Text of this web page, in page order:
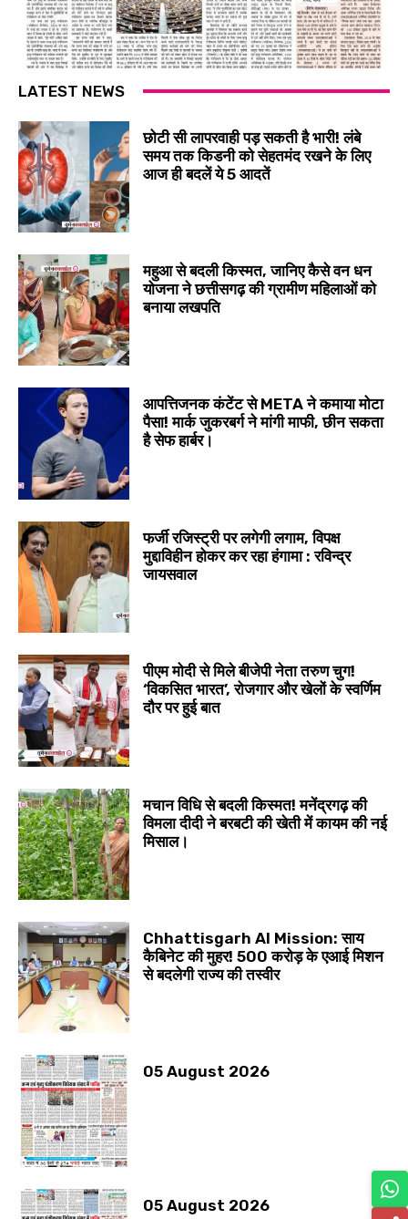
LATEST NEWS
छोटी सी लापरवाही पड़ सकती है भारी! लंबे
समय तक किडनी को सेहतमंद रखने के लिए
आज ही बदलें ये 5 आदतें
महुआ से बदली किस्मत, जानिए कैसे वन धन
योजना ने छत्तीसगढ़ की ग्रामीण महिलाओं को
बनाया लखपति
आपत्तिजनक कंटेंट से META ने कमाया मोटा
पैसा! मार्क जुकरबर्ग ने मांगी माफी, छीन सकता
है सेफ हार्बर।
फर्जी रजिस्ट्री पर लगेगी लगाम, विपक्ष
मुद्दाविहीन होकर कर रहा हंगामा : रविन्द्र
जायसवाल
पीएम मोदी से मिले बीजेपी नेता तरुण चुग!
‘विकसित भारत’, रोजगार और खेलों के स्वर्णिम
दौर पर हुई बात
मचान विधि से बदली किस्मत! मनेंद्रगढ़ की
विमला दीदी ने बरबटी की खेती में कायम की नई
मिसाल।
Chhattisgarh AI Mission: साय
कैबिनेट की मुहर! 500 करोड़ के एआई मिशन
से बदलेगी राज्य की तस्वीर
05 August 2026
05 August 2026